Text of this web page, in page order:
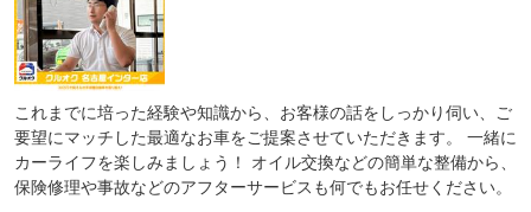
これまでに培った経験や知識から、お客様の話をしっかり伺い、ご
要望にマッチした最適なお車をご提案させていただきます。 一緒に
カーライフを楽しみましょう！ オイル交換などの簡単な整備から、
保険修理や事故などのアフターサービスも何でもお任せください。